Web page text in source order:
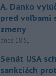
A. Danko
pred voľbami
zmeny
dnes 18:51
Senát USA
sankciách